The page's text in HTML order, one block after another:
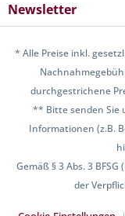
Newsletter
* Alle Preise inkl.
durchgestrichene
** Bitte senden Sie
Informationen (z.B.
Gemäß § 3 Abs. 3
der